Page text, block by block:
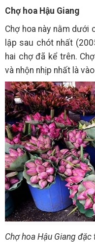
Chợ hoa Hậu Giang
Chợ hoa này nằm dưới
lập sau chót nhất
hai chợ đã kể trên.
và nhộn nhịp nhất là
Chợ hoa Hậu Giang